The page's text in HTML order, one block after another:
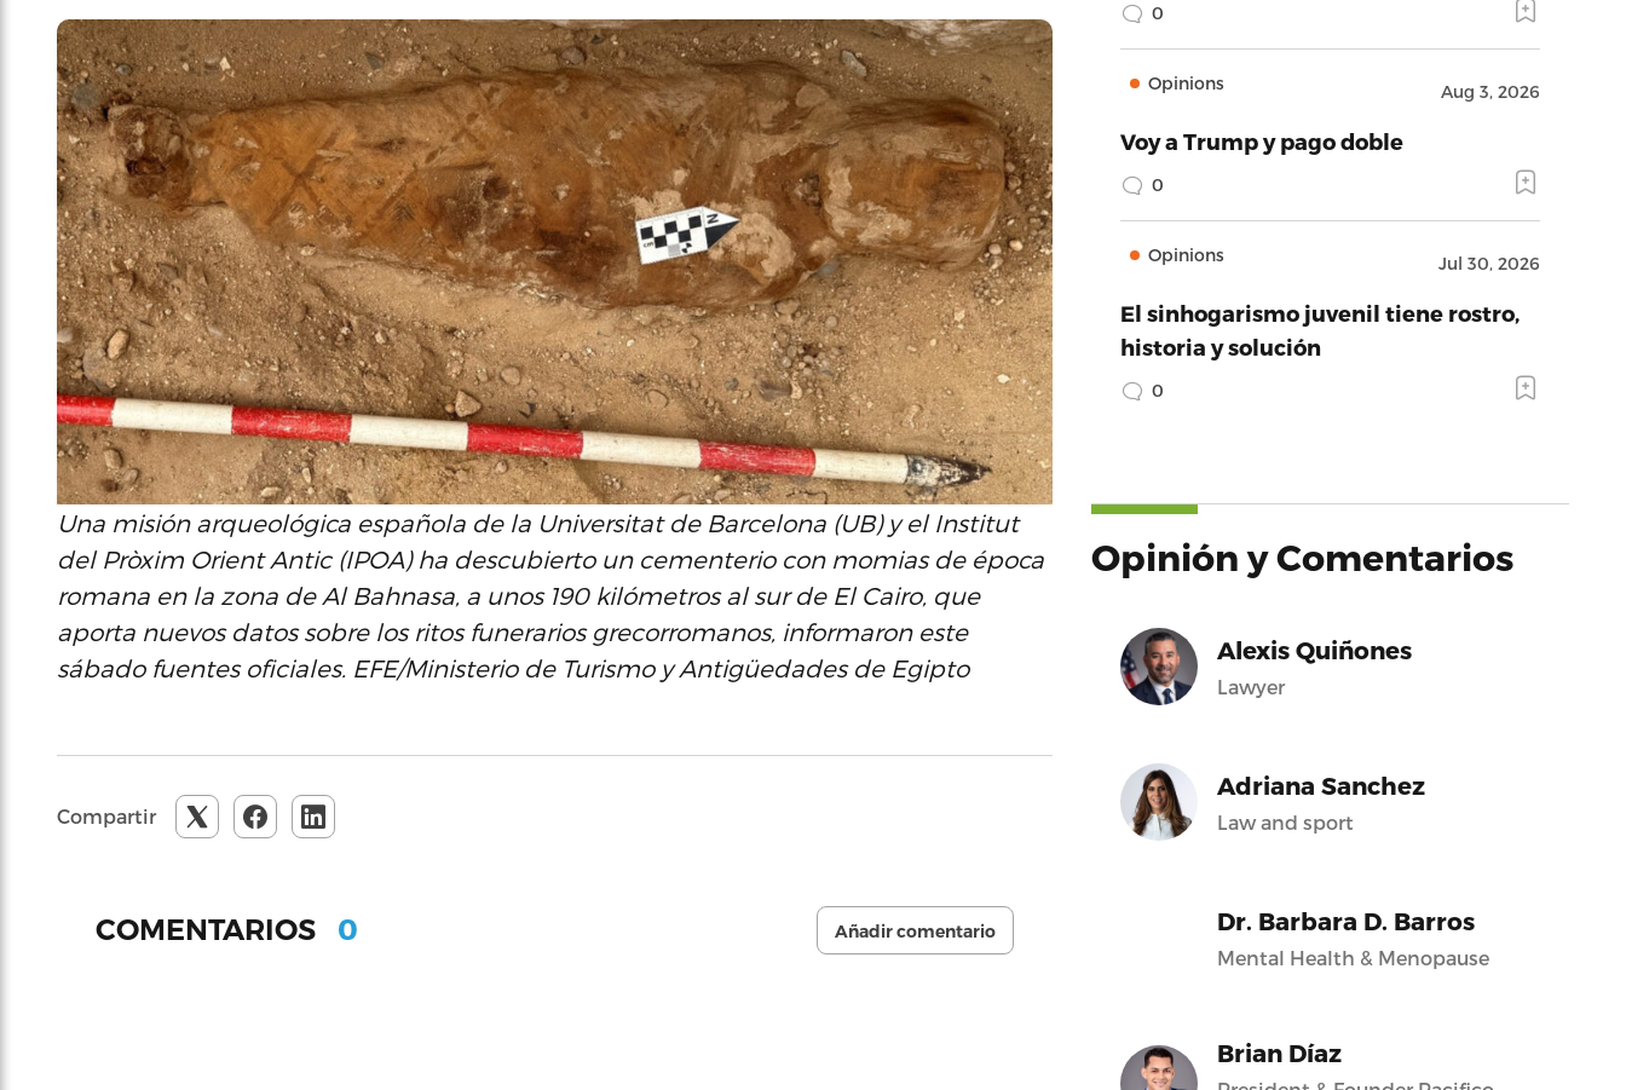
Una misión arqueológica española de la Universitat de Barcelona (UB) y el Institut
del Pròxim Orient Antic (IPOA) ha descubierto un cementerio con momias de época
romana en la zona de Al Bahnasa, a unos 190 kilómetros al sur de El Cairo, que
aporta nuevos datos sobre los ritos funerarios grecorromanos, informaron este
sábado fuentes oficiales. EFE/Ministerio de Turismo y Antigüedades de Egipto
Compartir
COMENTARIOS 0 Añadir comentario
0
Opinions Aug 3, 2026
Voy a Trump y pago doble
0
Opinions Jul 30, 2026
El sinhogarismo juvenil tiene rostro,
historia y solución
0
Opinión y Comentarios
Alexis Quiñones
Lawyer
Adriana Sanchez
Law and sport
Dr. Barbara D. Barros
Mental Health & Menopause
Brian Díaz